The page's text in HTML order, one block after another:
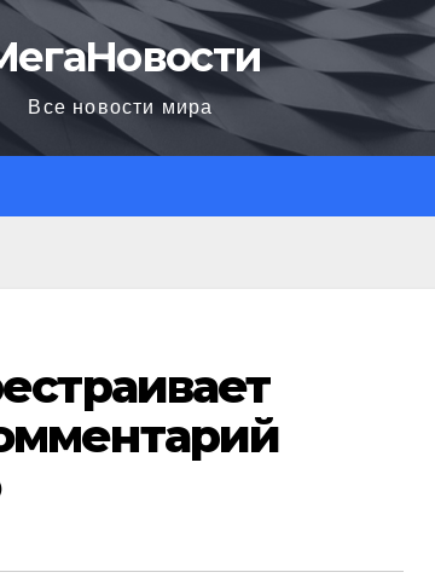
Все новости мира